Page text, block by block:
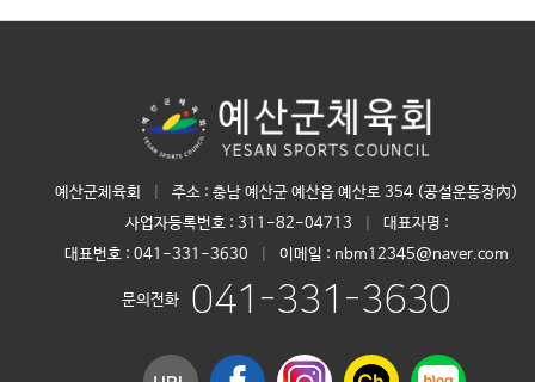
예산군체육회
주소 : 충남 예산군 예산읍 예산로 354 (공설운동장內)
사업자등록번호 : 311-82-04713
대표자명 :
대표번호 : 041-331-3630 이메일 : nbm12345@naver.com
문의전화 041-331-3630